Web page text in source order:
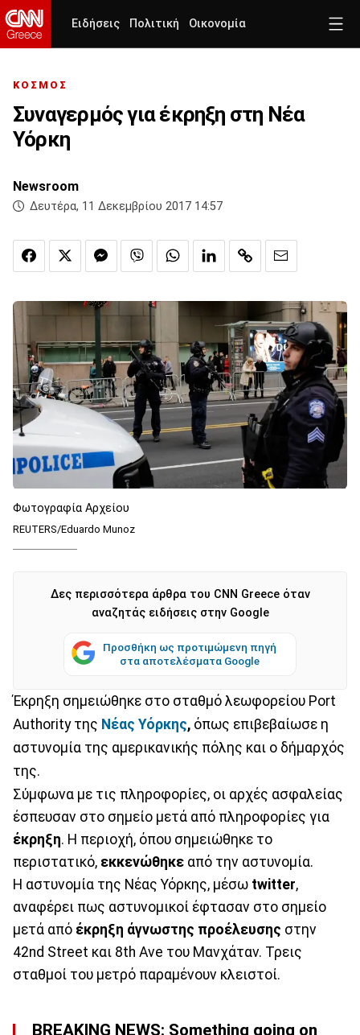
Ειδήσεις Πολιτική Οικονομία
ΚΟΣΜΟΣ
Συναγερμός για έκρηξη στη Νέα
Υόρκη
Newsroom
Δευτέρα, 11 Δεκεμβρίου 2017 14:57
Φωτογραφία Αρχείου
REUTERS/Eduardo Munoz
Δες περισσότερα άρθρα του CNN Greece όταν
αναζητάς ειδήσεις στην Google
Προσθήκη ως προτιμώμενη πηγή
στα αποτελέσματα Google
Έκρηξη σημειώθηκε στο σταθμό λεωφορείου Port
Authority της Νέας Υόρκης, όπως επιβεβαίωσε η
αστυνομία της αμερικανικής πόλης και ο δήμαρχός
της.
Σύμφωνα με τις πληροφορίες, οι αρχές ασφαλείας
έσπευσαν στο σημείο μετά από πληροφορίες για
έκρηξη. Η περιοχή, όπου σημειώθηκε το
περιστατικό, εκκενώθηκε από την αστυνομία.
Η αστυνομία της Νέας Υόρκης, μέσω twitter,
αναφέρει πως αστυνομικοί έφτασαν στο σημείο
μετά από έκρηξη άγνωστης προέλευσης στην
42nd Street και 8th Ave του Μανχάταν. Τρεις
σταθμοί του μετρό παραμένουν κλειστοί.
BREAKING NEWS: Something going on